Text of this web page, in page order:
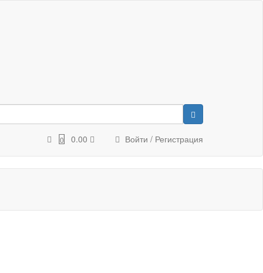
0 0.00 Войти / Регистрация